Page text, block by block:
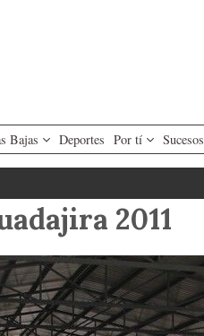
Bajas Deportes Por tí Sucesos
2011